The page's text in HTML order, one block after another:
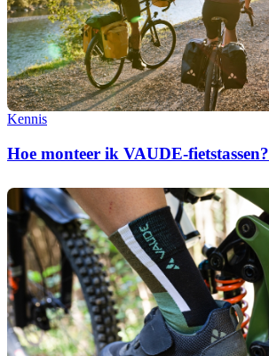
Kennis
Hoe monteer ik VAUDE-fietstassen?